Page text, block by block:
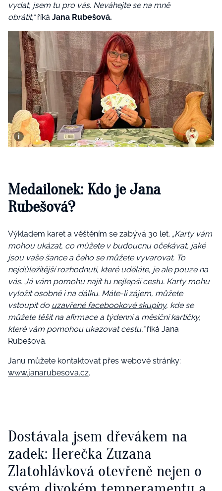
vydat, jsem tu pro vás. Neváhejte se na mně
obrátit,“říká Jana Rubešová.
Medailonek: Kdo je Jana
Rubešová?
Výkladem karet a věštěním se zabývá 30 let. „Karty vám
mohou ukázat, co můžete v budoucnu očekávat, jaké
jsou vaše šance a čeho se můžete vyvarovat. To
nejdůležitější rozhodnutí, které uděláte, je ale pouze na
vás. Já vám pomohu najít tu nejlepší cestu. Karty mohu
vyložit osobně i na dálku. Máte-li zájem, můžete
vstoupit do uzavřené facebookové skupiny, kde se
můžete těšit na afirmace a týdenní a měsíční kartičky,
které vám pomohou ukazovat cestu,“říká Jana
Rubešová.
Janu můžete kontaktovat přes webové stránky:
www.janarubesova.cz.
Dostávala jsem dřevákem na
zadek: Herečka Zuzana
Zlatohlávková otevřeně nejen o